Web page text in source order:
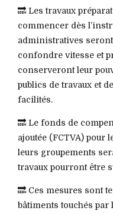
🔜 Les travaux
commencer dès
administratives
confondre vitesse et
conserveront leur
publics de travaux et
facilités.
🔜 Le fonds de
ajoutée (FCTVA) pour
leurs groupements
travaux pourront être
🔜 Ces mesures sont
bâtiments touchés par